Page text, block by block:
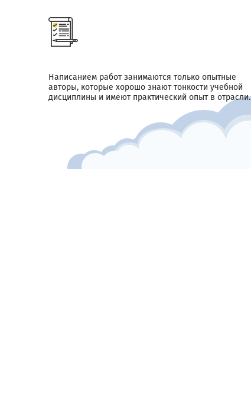
Написанием работ занимаются только опытные
авторы, которые хорошо знают тонкости учебной
дисциплины и имеют практический опыт в отрасли.